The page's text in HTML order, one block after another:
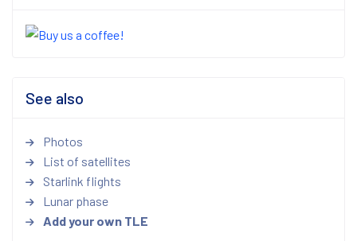
See also
Photos
List of satellites
Starlink flights
Lunar phase
Add your own TLE